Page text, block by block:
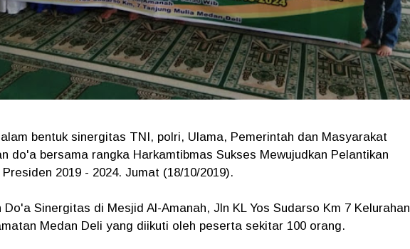
bentuk sinergitas TNI, polri, Ulama, Pemerintah dan Masyarakat
do'a bersama rangka Harkamtibmas Sukses Mewujudkan Pelantikan
2019 - 2024. Jumat (18/10/2019).
Sinergitas di Mesjid Al-Amanah, Jln KL Yos Sudarso Km 7 Kelurahan
Medan Deli yang diikuti oleh peserta sekitar 100 orang.